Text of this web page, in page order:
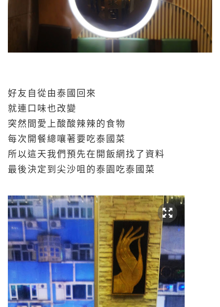
好友自從由泰國回來
就連口味也改變
突然間愛上酸酸辣辣的食物
每次開餐總嚷著要吃泰國菜
所以這天我們預先在開飯網找了資料
最後決定到尖沙咀的泰園吃泰國菜